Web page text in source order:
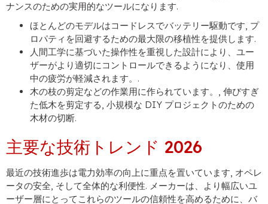
ナンスのための実用的なツールになります.
ほとんどのモデルはコードレスでバッテリー駆動です, プ
ロパティを回避するための最大限の移植性を提供します.
人間工学に基づいた操作性を重視した設計により、ユー
ザーがより適切にコントロールできるようになり、使用
中の疲労が軽減されます。.
木の枝の剪定などの作業用に作られています。, 伸びすぎ
た低木を剪定する, 小規模な DIY プロジェクトのための
木材の切断.
主要な技術トレンド 2026
最近の技術進歩は電力効率の向上に重点を置いています, オペレ
ータの安全, そして全体的な利便性. メーカーは、より幅広いユ
ーザー層にとってこれらのツールの信頼性を高めるために、バ